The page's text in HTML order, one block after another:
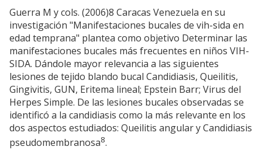
Guerra M y cols. (2006)8 Caracas Venezuela en su
investigación "Manifestaciones bucales de vih-sida en
edad temprana" plantea como objetivo Determinar las
manifestaciones bucales más frecuentes en niños VIH-
SIDA. Dándole mayor relevancia a las siguientes
lesiones de tejido blando bucal Candidiasis, Queilitis,
Gingivitis, GUN, Eritema lineal; Epstein Barr; Virus del
Herpes Simple. De las lesiones bucales observadas se
identificó a la candidiasis como la más relevante en los
dos aspectos estudiados: Queilitis angular y Candidiasis
pseudomembranosa8.